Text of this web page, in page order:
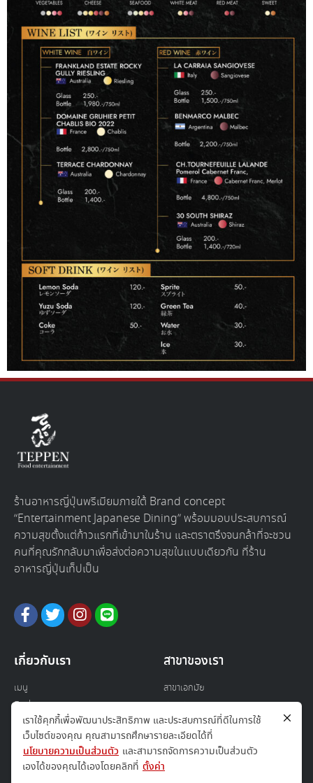
ร้านอาหารญี่ปุ่นพรีเมียมภายใต้ Brand concept
“Entertainment Japanese Dining” พร้อมมอบประสบการณ์
ความสุขตั้งแต่ก้าวแรกที่เข้ามาในร้าน และตราตรึงจนกล้าที่จะชวน
คนที่คุณรักกลับมาเพื่อส่งต่อความสุขในแบบเดียวกัน ที่ร้าน
อาหารญี่ปุ่นเท็ปเป็น
เกี่ยวกับเรา
เมนู
ติดต่อเรา
เกี่ยวกับเรา
ทำงานกับเรา
สาขาของเรา
สาขาเอกมัย
สาขาสาทร
สาขาไอคอนสยาม
สาขาดองกิมอลล์
สาขาโทกะ สีลม
เราใช้คุกกี้เพื่อพัฒนาประสิทธิภาพ และประสบการณ์ที่ดีในการใช้
เว็บไซต์ของคุณ คุณสามารถศึกษารายละเอียดได้ที่
นโยบายความเป็นส่วนตัว และสามารถจัดการความเป็นส่วนตัว
เองได้ของคุณได้เองโดยคลิกที่ ตั้งค่า